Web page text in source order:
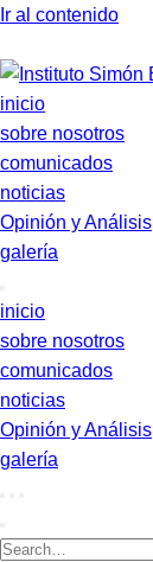
Ir al contenido
inicio
sobre nosotros
comunicados
noticias
Opinión y Análisis
galería
inicio
sobre nosotros
comunicados
noticias
Opinión y Análisis
galería